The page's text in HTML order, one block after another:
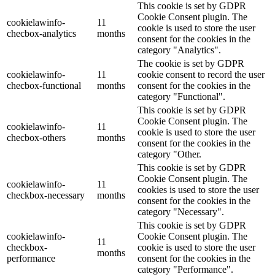
cookielawinfo-
checbox-analytics
11
months
This cookie is set by GDPR
Cookie Consent plugin. The
cookie is used to store the user
consent for the cookies in the
category "Analytics".
cookielawinfo-
checbox-functional
11
months
The cookie is set by GDPR
cookie consent to record the user
consent for the cookies in the
category "Functional".
cookielawinfo-
checbox-others
11
months
This cookie is set by GDPR
Cookie Consent plugin. The
cookie is used to store the user
consent for the cookies in the
category "Other.
cookielawinfo-
checkbox-necessary
11
months
This cookie is set by GDPR
Cookie Consent plugin. The
cookies is used to store the user
consent for the cookies in the
category "Necessary".
cookielawinfo-
checkbox-
performance
11
months
This cookie is set by GDPR
Cookie Consent plugin. The
cookie is used to store the user
consent for the cookies in the
category "Performance".